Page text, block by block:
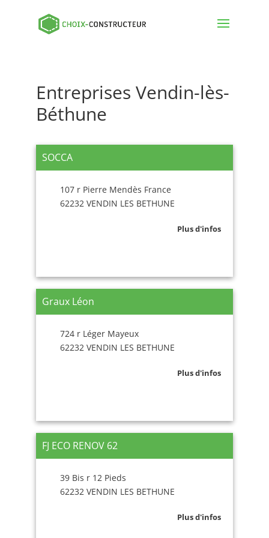
Entreprises Vendin-lès-
Béthune
SOCCA
107 r Pierre Mendès France
62232 VENDIN LES BETHUNE
Plus d'infos
Graux Léon
724 r Léger Mayeux
62232 VENDIN LES BETHUNE
Plus d'infos
FJ ECO RENOV 62
39 Bis r 12 Pieds
62232 VENDIN LES BETHUNE
Plus d'infos